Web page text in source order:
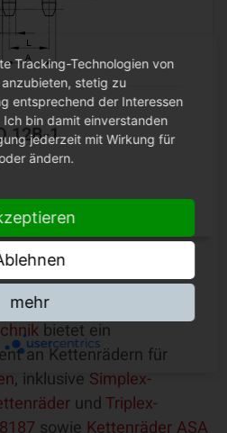
12B-1
bietet ein
an Kettenrädern für
, inklusive Simplex-
und Triplex-
Tracking-Technologien von
stetig zu
entsprechend der Interessen
bin damit einverstanden
jederzeit mit Wirkung für
ändern.
mehr